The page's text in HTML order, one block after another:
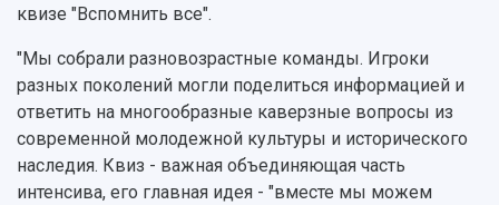
квизе "Вспомнить все".
"Мы собрали разновозрастные команды. Игроки
разных поколений могли поделиться информацией и
ответить на многообразные каверзные вопросы из
современной молодежной культуры и исторического
наследия. Квиз - важная объединяющая часть
интенсива, его главная идея - "вместе мы можем